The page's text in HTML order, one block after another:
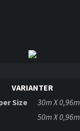
VARIANTER
Size
30m X 0,96m
50m X 0,96m